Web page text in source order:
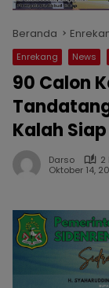
Beranda
Enrekang News
90 Calon
Kalah
Darso
2
Oktober 14,